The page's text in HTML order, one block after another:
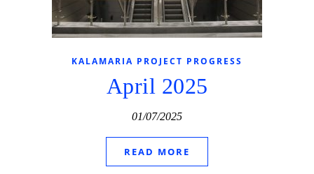
KALAMARIA PROJECT PROGRESS
April 2025
01/07/2025
READ MORE